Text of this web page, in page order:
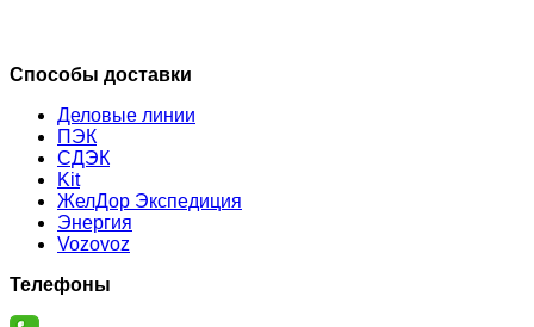
Способы доставки
Деловые линии
ПЭК
СДЭК
Kit
ЖелДор Экспедиция
Энергия
Vozovoz
Телефоны